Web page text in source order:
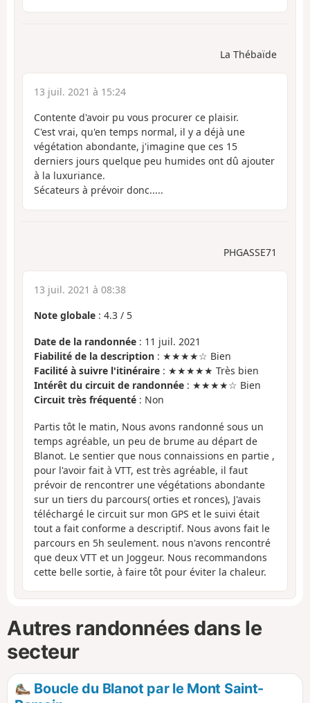
La Thébaïde
13 juil. 2021 à 15:24
Contente d'avoir pu vous procurer ce plaisir.
C'est vrai, qu'en temps normal, il y a déjà une
végétation abondante, j'imagine que ces 15
derniers jours quelque peu humides ont dû ajouter
à la luxuriance.
Sécateurs à prévoir donc.....
PHGASSE71
13 juil. 2021 à 08:38
Note globale : 4.3 / 5
Date de la randonnée : 11 juil. 2021
Fiabilité de la description : ★★★★☆ Bien
Facilité à suivre l'itinéraire : ★★★★★ Très bien
Intérêt du circuit de randonnée : ★★★★☆ Bien
Circuit très fréquenté : Non
Partis tôt le matin, Nous avons randonné sous un
temps agréable, un peu de brume au départ de
Blanot. Le sentier que nous connaissions en partie ,
pour l'avoir fait à VTT, est très agréable, il faut
prévoir de rencontrer une végétations abondante
sur un tiers du parcours( orties et ronces), J'avais
téléchargé le circuit sur mon GPS et le suivi était
tout a fait conforme a descriptif. Nous avons fait le
parcours en 5h seulement. nous n'avons rencontré
que deux VTT et un Joggeur. Nous recommandons
cette belle sortie, à faire tôt pour éviter la chaleur.
Autres randonnées dans le
secteur
Boucle du Blanot par le Mont Saint-